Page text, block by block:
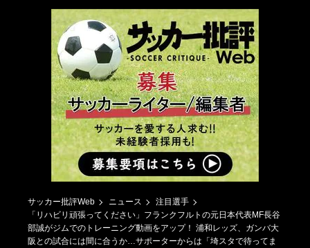
サッカー批評Web ニュース
注目選手
「リハビリ頑張ってください」フランクフルトの元日本代表MF長谷
部誠がジムでのトレーニング動画をアップ！ 浦和レッズ、ガンバ大
阪との試合には間に合うか…サポーターからは「埼スタで待ってま